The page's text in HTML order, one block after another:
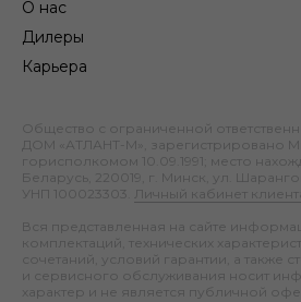
О нас
Дилеры
Карьера
Общество с ограниченной
ДОМ «АТЛАНТ-М», зарегистрировано
горисполкомом 10.09.1991; место
Беларусь, 220019, г. Минск, ул.
УНП 100023303.
Личный кабинет
Вся представленная на сайте
комплектаций, технических
сочетаний, условий гарантии, а также
и сервисного обслуживания носит
характер и не является публичной